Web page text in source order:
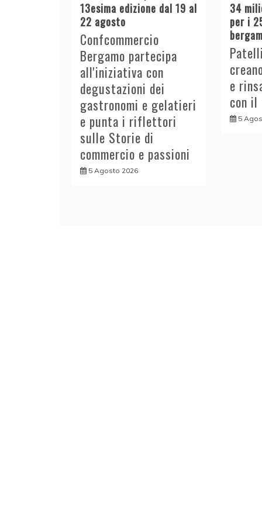
13esima edizione dal 19 al
22 agosto
Confcommercio
Bergamo partecipa
all'iniziativa con
degustazioni dei
gastronomi e gelatieri
e punta i riflettori
sulle Storie di
commercio e passioni
5 Agosto 2026
34
per i
e
con
5